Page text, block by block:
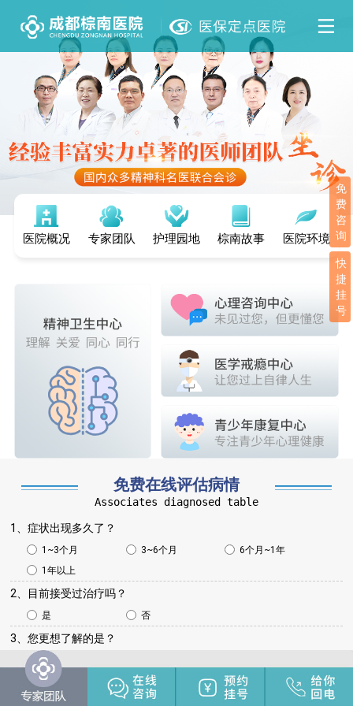
医院概况 专家团队 护理园地 棕南故事 医院环境
免费在线评估病情
Associates diagnosed table
1、症状出现多久了？
1~3个月 3~6个月
6个月~1年
1年以上
2、目前接受过治疗吗？
是 否
3、您更想了解的是？
病情咨询
治疗周期
其他
免
费
咨
询
快
捷
挂
号